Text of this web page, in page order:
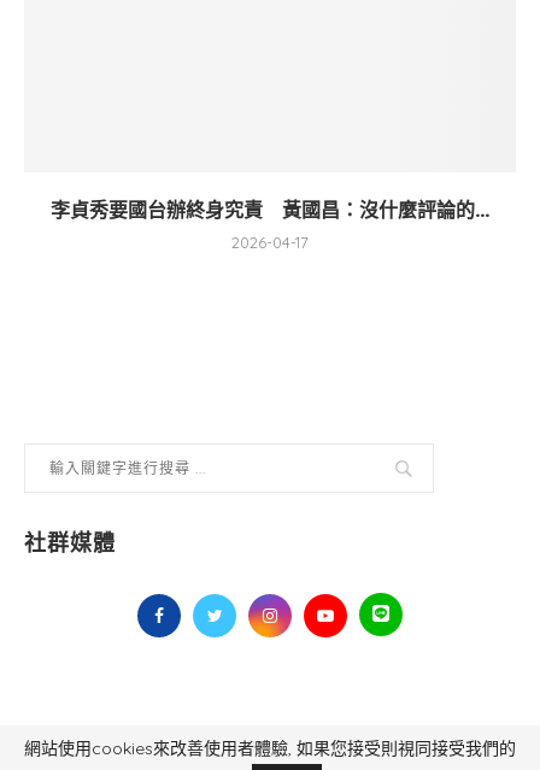
李貞秀要國台辦終身究責 黃國昌：沒什麼評論的...
2026-04-17
社群媒體
毅傳媒控股股份有限公司 版權所有，非經授權，不得轉載 All Right Reserved.
網站使用cookies來改善使用者體驗, 如果您接受則視同接受我們的